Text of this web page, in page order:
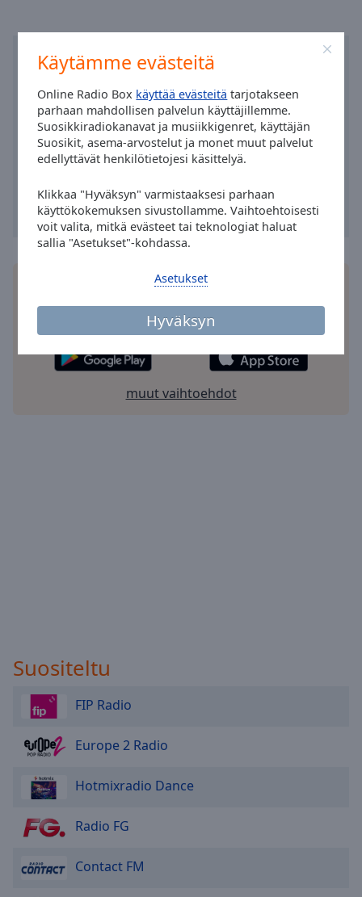
Käytämme evästeitä
Online Radio Box käyttää evästeitä tarjotakseen
parhaan mahdollisen palvelun käyttäjillemme.
Suosikkiradiokanavat ja musiikkigenret, käyttäjän
Suosikit, asema-arvostelut ja monet muut palvelut
edellyttävät henkilötietojesi käsittelyä.
Klikkaa "Hyväksyn" varmistaaksesi parhaan
käyttökokemuksen sivustollamme. Vaihtoehtoisesti
voit valita, mitkä evästeet tai teknologiat haluat
sallia "Asetukset"-kohdassa.
Hyväksyn
Asetukset
Opacity
Family
Asenna ilmainen Online Radio Box
älypuhelimeesi ja kuuntele suosikkiradiokanaviasi
verkossa – missä tahansa oletkin!
muut vaihtoehdot
Suositeltu
FIP Radio
Europe 2 Radio
Hotmixradio Dance
Radio FG
Contact FM